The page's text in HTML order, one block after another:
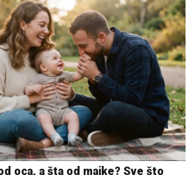
oca, a šta od majke? Sve što